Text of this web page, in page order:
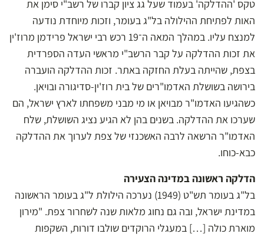
טקס 'ההדלקה' בעמוד שעל גג ציון קברו של רשב"י סימן את
האות לפתיחת ההילולה בל"ג בעומר, וזכות מיוחדת נודעה
למנצח עליו. במהלך המאה ה־19 רכש רבי ישראל פרידמן מרוז'ין
את זכות ההדלקה על קבר הרשב"י מראשי העדה הספרדית
בצפת, שהייתה בעלת החזקה באתר. זכות ההדלקה הועברה
בירושה בשושלת האדמו"רים של בית רוז'ין-סדיגורה ובויאן.
כשהגיעו האדמו"ר מבויאן או מי מבני משפחתו לארץ ישראל, הם
שערכו את ההדלקה. בשנים בהן לא הגיע נציג השושלת, שלח
האדמו"ר הרשאה לרבה האשכנזי של צפת לערוך את ההדלקה
כבא-כוחו.
הדלקה ראשונה במדינה הצעירה
בל"ג בעומר תש"ט (1949) נערכה הילולת ל"ג בעומר הראשונה
במדינת ישראל, ובה גם נחוג מלאות שנה לשחרור צפת. "מירון
מוארת כולה […] במעגלי הרוקדים שולבו דורות, השקפות